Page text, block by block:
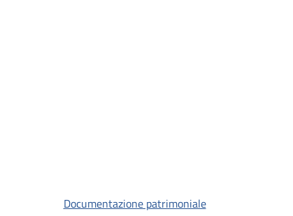
Documentazione patrimoniale